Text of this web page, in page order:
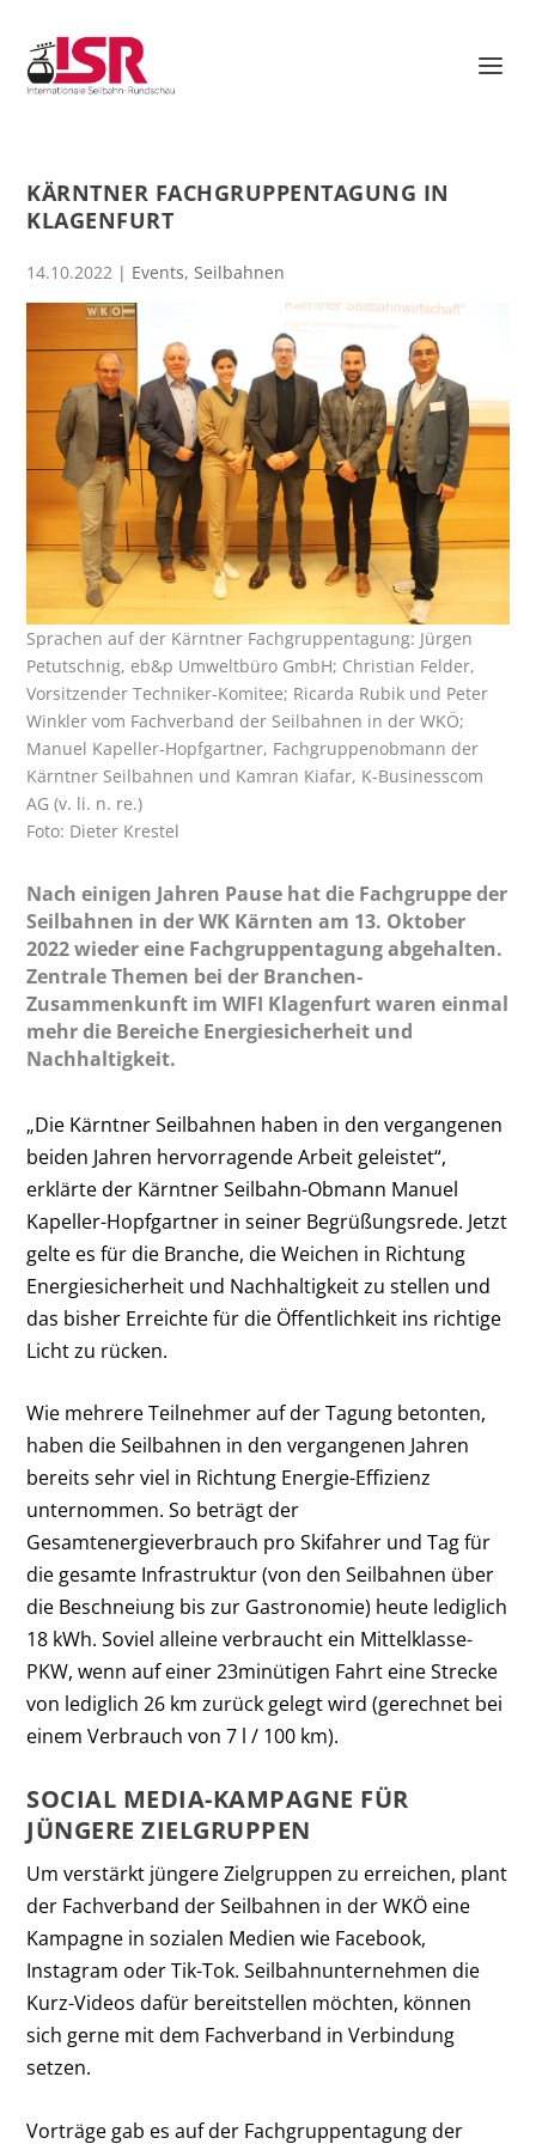
KÄRNTNER FACHGRUPPENTAGUNG IN
KLAGENFURT
14.10.2022 | Events,Seilbahnen
Sprachen auf der Kärntner Fachgruppentagung: Jürgen
Petutschnig, eb&p Umweltbüro GmbH; Christian Felder,
Vorsitzender Techniker-Komitee; Ricarda Rubik und Peter
Winkler vom Fachverband der Seilbahnen in der WKÖ;
Manuel Kapeller-Hopfgartner, Fachgruppenobmann der
Kärntner Seilbahnen und Kamran Kiafar, K-Businesscom
AG (v. li. n. re.)
Foto: Dieter Krestel
Nach einigen Jahren Pause hat die Fachgruppe der
Seilbahnen in der WK Kärnten am 13. Oktober
2022 wieder eine Fachgruppentagung abgehalten.
Zentrale Themen bei der Branchen-
Zusammenkunft im WIFI Klagenfurt waren einmal
mehr die Bereiche Energiesicherheit und
Nachhaltigkeit.
„Die Kärntner Seilbahnen haben in den vergangenen
beiden Jahren hervorragende Arbeit geleistet“,
erklärte der Kärntner Seilbahn-Obmann Manuel
Kapeller-Hopfgartner in seiner Begrüßungsrede. Jetzt
gelte es für die Branche, die Weichen in Richtung
Energiesicherheit und Nachhaltigkeit zu stellen und
das bisher Erreichte für die Öffentlichkeit ins richtige
Licht zu rücken.
Wie mehrere Teilnehmer auf der Tagung betonten,
haben die Seilbahnen in den vergangenen Jahren
bereits sehr viel in Richtung Energie-Effizienz
unternommen. So beträgt der
Gesamtenergieverbrauch pro Skifahrer und Tag für
die gesamte Infrastruktur (von den Seilbahnen über
die Beschneiung bis zur Gastronomie) heute lediglich
18 kWh. Soviel alleine verbraucht ein Mittelklasse-
PKW, wenn auf einer 23minütigen Fahrt eine Strecke
von lediglich 26 km zurück gelegt wird (gerechnet bei
einem Verbrauch von 7 l / 100 km).
SOCIAL MEDIA-KAMPAGNE FÜR
JÜNGERE ZIELGRUPPEN
Um verstärkt jüngere Zielgruppen zu erreichen, plant
der Fachverband der Seilbahnen in der WKÖ eine
Kampagne in sozialen Medien wie Facebook,
Instagram oder Tik-Tok. Seilbahnunternehmen die
Kurz-Videos dafür bereitstellen möchten, können
sich gerne mit dem Fachverband in Verbindung
setzen.
Vorträge gab es auf der Fachgruppentagung der